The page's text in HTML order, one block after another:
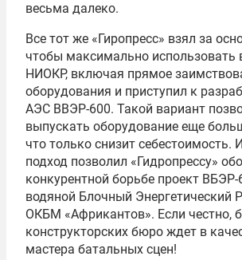
весьма далеко.
Все тот же «Гиропресс» взял за
чтобы максимально использовать
НИОКР, включая прямое
оборудования и приступил к
АЭС ВВЭР-600. Такой вариант
выпускать оборудование еще
что только снизит себестоимость.
подход позволил «Гидропрессу»
конкурентной борьбе проект
водяной Блочный Энергетический
ОКБМ «Африкантов». Если честно,
конструкторских бюро ждет в
мастера батальных сцен!